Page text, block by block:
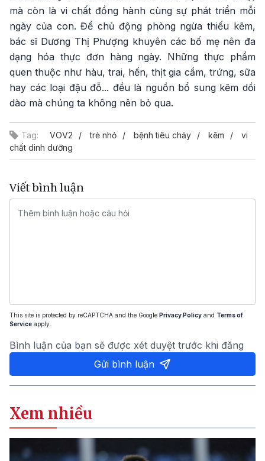
mà còn là vi chất đồng hành cùng sự phát triển mỗi
ngày của con. Để chủ động phòng ngừa thiếu kẽm,
bác sĩ Dương Thị Phượng khuyên các bố mẹ nên đa
dạng hóa thực đơn hàng ngày. Những thực phẩm
quen thuộc như hàu, trai, hến, thịt gia cầm, trứng, sữa
hay các loại đậu đỗ... đều là nguồn bổ sung kẽm dồi
dào mà chúng ta không nên bỏ qua.
Tag: VOV2 trẻ nhỏ bệnh tiêu chảy kẽm
vi
chất dinh dưỡng
Viết bình luận
This site is protected by reCAPTCHA and the Google Privacy Policy and Terms of
Service apply.
Bình luận của bạn sẽ được xét duyệt trước khi đăng
Gửi bình luận
Xem nhiều